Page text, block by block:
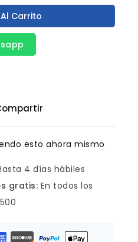
Carrito
esto ahora mismo
4 días hábiles
gratis: En todos los